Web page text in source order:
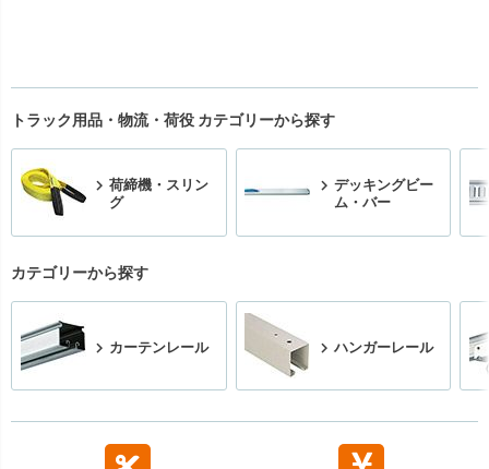
トラック用品・物流・荷役 カテゴリーから探す
荷締機・スリン
グ
デッキングビー
ム・バー
カテゴリーから探す
カーテンレール ハンガーレール